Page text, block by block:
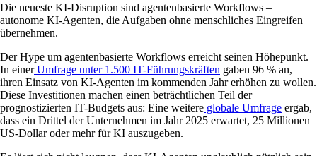
Die neueste KI-Disruption sind agentenbasierte Workflows –
autonome KI-Agenten, die Aufgaben ohne menschliches Eingreifen
übernehmen.
Der Hype um agentenbasierte Workflows erreicht seinen Höhepunkt.
In einerUmfrage unter 1.500 IT-Führungskräften gaben 96 % an,
ihren Einsatz von KI-Agenten im kommenden Jahr erhöhen zu wollen.
Diese Investitionen machen einen beträchtlichen Teil der
prognostizierten IT-Budgets aus: Eine weitere globale Umfrage ergab,
dass ein Drittel der Unternehmen im Jahr 2025 erwartet, 25 Millionen
US-Dollar oder mehr für KI auszugeben.